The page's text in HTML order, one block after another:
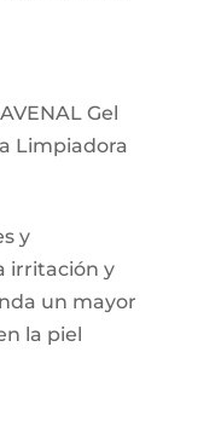
Gel
Limpiadora
y
irritación y
un mayor
la piel